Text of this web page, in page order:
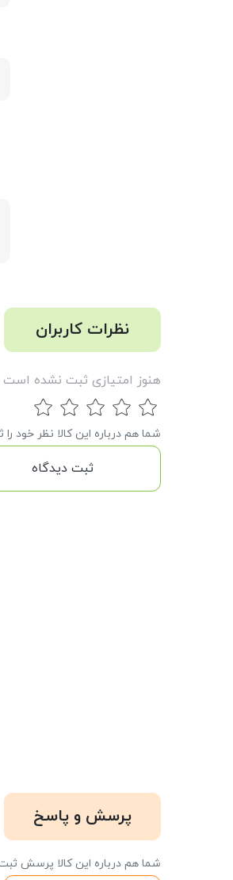
نظرات کاربران
هنوز امتیازی ثبت نشده است
شما هم درباره این کالا نظر خود
ثبت دیدگاه
پرسش و پاسخ
شما هم درباره این کالا پرسش